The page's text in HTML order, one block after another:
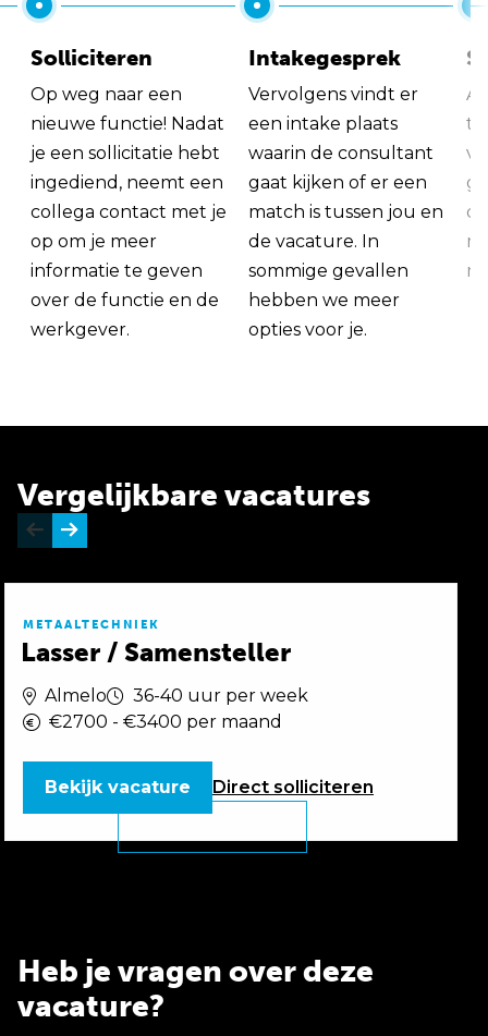
Solliciteren
Op weg naar een
nieuwe functie! Nadat
je een sollicitatie hebt
ingediend, neemt een
collega contact met je
op om je meer
informatie te geven
over de functie en de
werkgever.
Intakegesprek
Vervolgens vindt er
een intake plaats
waarin de consultant
gaat kijken of er een
match is tussen jou en
de vacature. In
sommige gevallen
hebben we meer
opties voor je.
Vergelijkbare vacatures
METAALTECHNIEK
Lasser / Samensteller
Almelo
36-40 uur per week
€2700 - €3400 per maand
Direct solliciteren
Bekijk vacature
Heb je vragen over deze
vacature?